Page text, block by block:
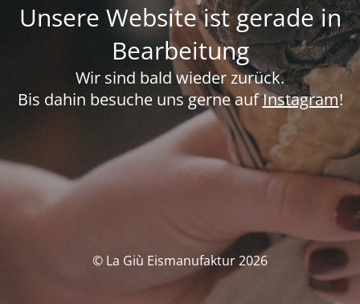
Unsere Website ist gerade in
Bearbeitung
Wir sind bald wieder zurück.
Bis dahin besuche uns gerne aufInstagram!
© La Giù Eismanufaktur 2026